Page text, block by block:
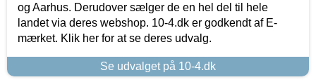
og Aarhus. Derudover sælger de en hel del til hele
landet via deres webshop. 10-4.dk er godkendt af E-
mærket. Klik her for at se deres udvalg.
Se udvalget på 10-4.dk